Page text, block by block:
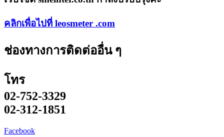
คลิกเพื่อไปที่ leosmeter .com
ช่องทางการติดต่ออื่น ๆ
โทร
02-752-3329
02-312-1851
Facebook